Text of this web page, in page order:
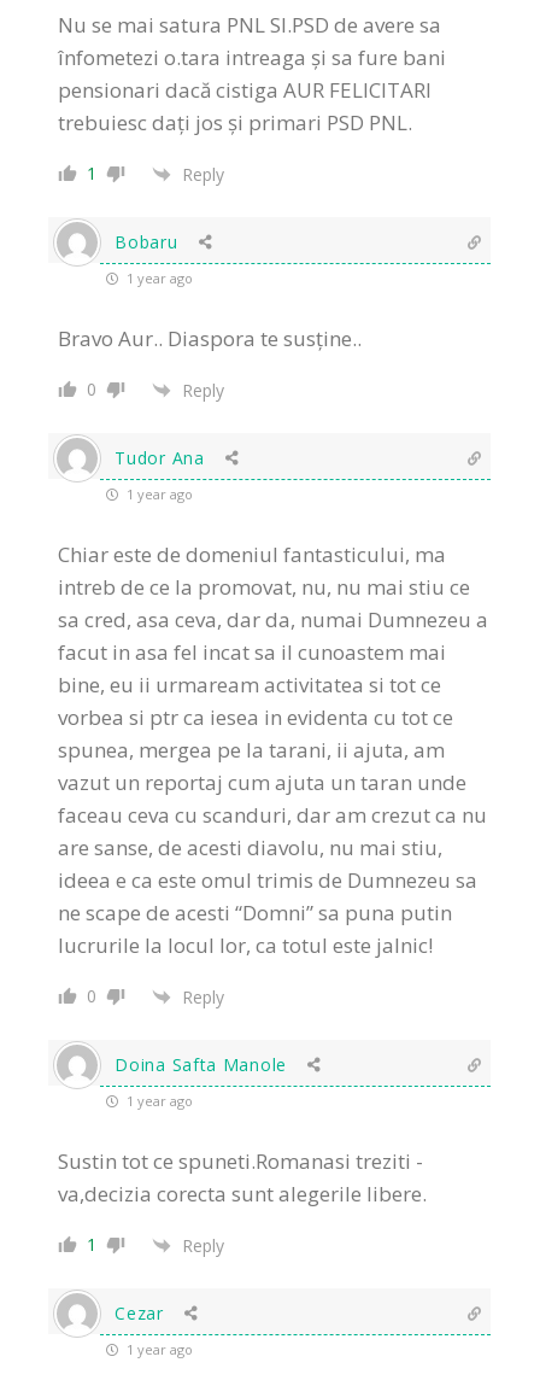
Nu se mai satura PNL SI.PSD de avere sa
înfometezi o.tara intreaga și sa fure bani
pensionari dacă cistiga AUR FELICITARI
trebuiesc dați jos și primari PSD PNL.
1 Reply
Bobaru
1 year ago
Bravo Aur.. Diaspora te susține..
0 Reply
Tudor Ana
1 year ago
Chiar este de domeniul fantasticului, ma
intreb de ce la promovat, nu, nu mai stiu ce
sa cred, asa ceva, dar da, numai Dumnezeu a
facut in asa fel incat sa il cunoastem mai
bine, eu ii urmaream activitatea si tot ce
vorbea si ptr ca iesea in evidenta cu tot ce
spunea, mergea pe la tarani, ii ajuta, am
vazut un reportaj cum ajuta un taran unde
faceau ceva cu scanduri, dar am crezut ca nu
are sanse, de acesti diavolu, nu mai stiu,
ideea e ca este omul trimis de Dumnezeu sa
ne scape de acesti “Domni” sa puna putin
lucrurile la locul lor, ca totul este jalnic!
0 Reply
Doina Safta Manole
1 year ago
Sustin tot ce spuneti.Romanasi treziti -
va,decizia corecta sunt alegerile libere.
1 Reply
Cezar
1 year ago